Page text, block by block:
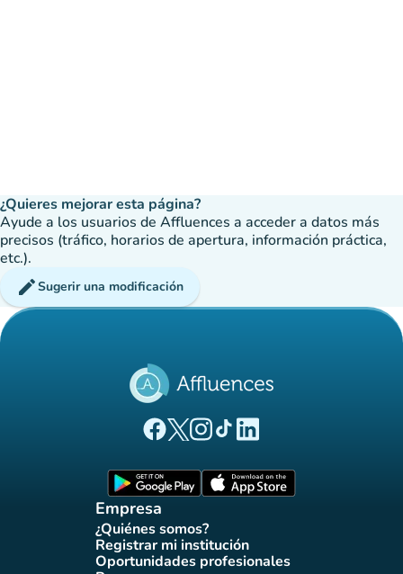
¿Quieres mejorar esta página?
Ayude a los usuarios de Affluences a acceder a datos más
precisos (tráfico, horarios de apertura, información práctica,
etc.).
editSugerir una modificación
(nueva pestaña)
(nueva pestaña)
(nueva pestaña)
(nueva pestaña)
(nueva pestaña)
Empresa
¿Quiénes somos?
(nueva pestaña)
Registrar mi institución
(nueva pestaña)
Oportunidades profesionales
(nueva pestaña)